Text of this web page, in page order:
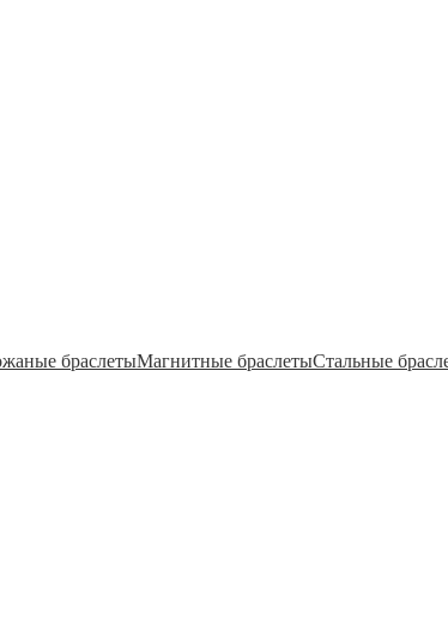
браслетыМагнитные браслетыСтальные